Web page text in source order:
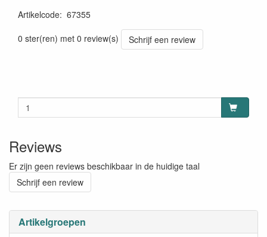
Artikelgroepen
Artikelcode: 67355
0 ster(ren) met 0 review(s)
Schrijf een review
Reviews
Er zijn geen reviews beschikbaar in de huidige taal
Schrijf een review